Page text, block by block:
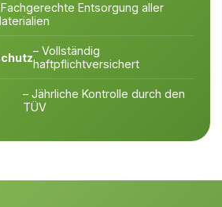
Entsorgung aller
– Vollständig
haftpflichtversichert
– Jährliche Kontrolle durch den
TÜV